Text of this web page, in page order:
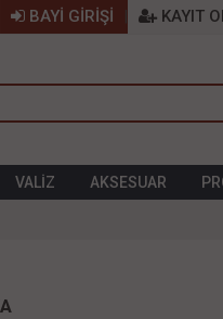
BAYİ GİRİŞİ KAYIT
VALİZ AKSESUAR